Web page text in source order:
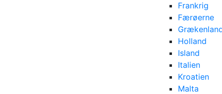
Frankrig
Færøerne
Holland
Island
Italien
Kroatien
Malta